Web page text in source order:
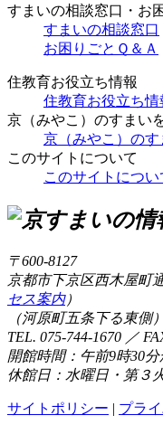
すまいの相談窓口・お
すまいの相談窓口
お困りごとＱ＆Ａ
住教育お役立ち情報
住教育お役立ち情
京（みやこ）のすまい
京（みやこ）の
このサイトについて
このサイトについ
〒600-8127
京都市下京区西木屋町
セス案内）
（河原町五条下る東
TEL. 075-744-1670 ／
開館時間：午前9時30
休館日：水曜日・第３
サイトポリシー | プラ